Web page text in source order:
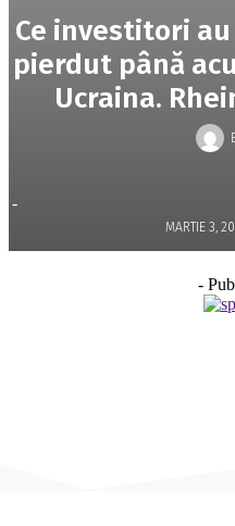
Ce investitori
pierdut până
Ucraina.
-
MARTIE 3,
-